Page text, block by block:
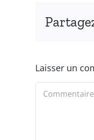
Laisser un
Commentaire